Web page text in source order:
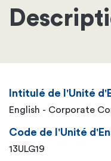
d'Ariane
Intitulé de l'Unité
English - Corporate
Code de l'Unité
13ULG19